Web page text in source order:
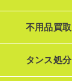
不用品買取
タンス処分